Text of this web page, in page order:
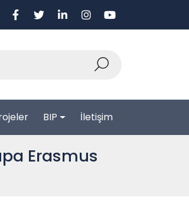
BIP İletişim
Erasmus